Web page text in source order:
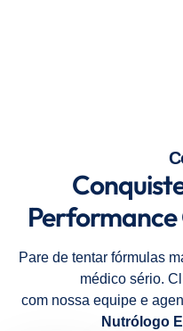
Performance
Pare de tentar fórmulas
médico sério.
com nossa equipe e
Nutrólogo